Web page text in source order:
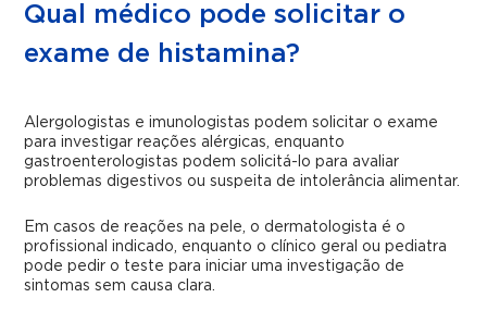
Qual médico pode solicitar o
exame de histamina?
Alergologistas e imunologistas podem solicitar o exame
para investigar reações alérgicas, enquanto
gastroenterologistas podem solicitá-lo para avaliar
problemas digestivos ou suspeita de intolerância alimentar.
Em casos de reações na pele, o dermatologista é o
profissional indicado, enquanto o clínico geral ou pediatra
pode pedir o teste para iniciar uma investigação de
sintomas sem causa clara.